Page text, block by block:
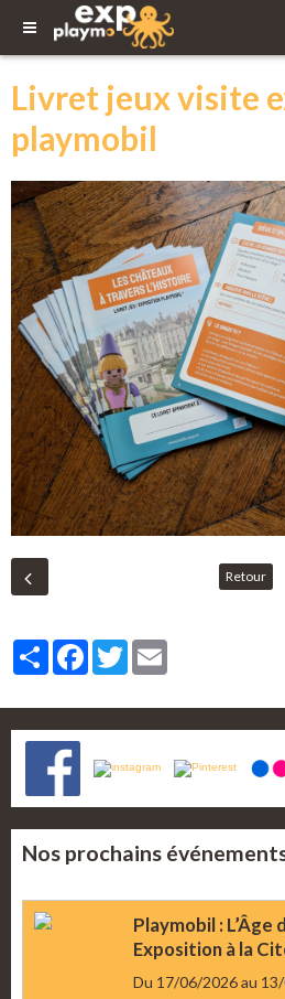
Livret jeux visite
playmobil
Retour
PartagerFacebook
Twitter
Nos prochains
Playmobil : L’Âge
Exposition à la
Du 17/06/2026au